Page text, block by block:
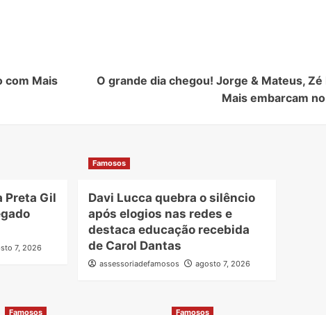
com Mais
O grande dia chegou! Jorge & Mateus,
Mais embarcam
Preta Gil
7, 2026
Famosos
Davi Lucca quebra o silêncio
após elogios nas redes e
destaca educação recebida
de Carol Dantas
assessoriadefamosos agosto 7, 2026
Famosos Famosos